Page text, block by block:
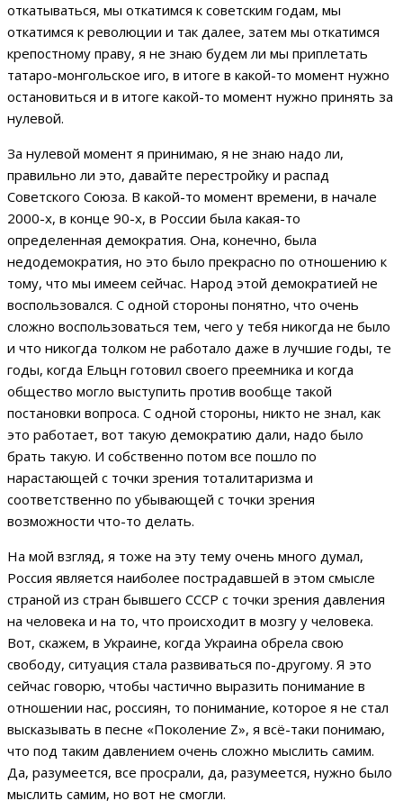
откатываться, мы откатимся к советским годам, мы
откатимся к революции и так далее, затем мы откатимся
крепостному праву, я не знаю будем ли мы приплетать
татаро-монгольское иго, в итоге в какой-то момент нужно
остановиться и в итоге какой-то момент нужно принять за
нулевой.
За нулевой момент я принимаю, я не знаю надо ли,
правильно ли это, давайте перестройку и распад
Советского Союза. В какой-то момент времени, в начале
2000-х, в конце 90-х, в России была какая-то
определенная демократия. Она, конечно, была
недодемократия, но это было прекрасно по отношению к
тому, что мы имеем сейчас. Народ этой демократией не
воспользовался. С одной стороны понятно, что очень
сложно воспользоваться тем, чего у тебя никогда не было
и что никогда толком не работало даже в лучшие годы, те
годы, когда Ельцн готовил своего преемника и когда
общество могло выступить против вообще такой
постановки вопроса. С одной стороны, никто не знал, как
это работает, вот такую демократию дали, надо было
брать такую. И собственно потом все пошло по
нарастающей с точки зрения тоталитаризма и
соответственно по убывающей с точки зрения
возможности что-то делать.
На мой взгляд, я тоже на эту тему очень много думал,
Россия является наиболее пострадавшей в этом смысле
страной из стран бывшего СССР с точки зрения давления
на человека и на то, что происходит в мозгу у человека.
Вот, скажем, в Украине, когда Украина обрела свою
свободу, ситуация стала развиваться по-другому. Я это
сейчас говорю, чтобы частично выразить понимание в
отношении нас, россиян, то понимание, которое я не стал
высказывать в песне «Поколение Z», я всё-таки понимаю,
что под таким давлением очень сложно мыслить самим.
Да, разумеется, все просрали, да, разумеется, нужно было
мыслить самим, но вот не смогли.